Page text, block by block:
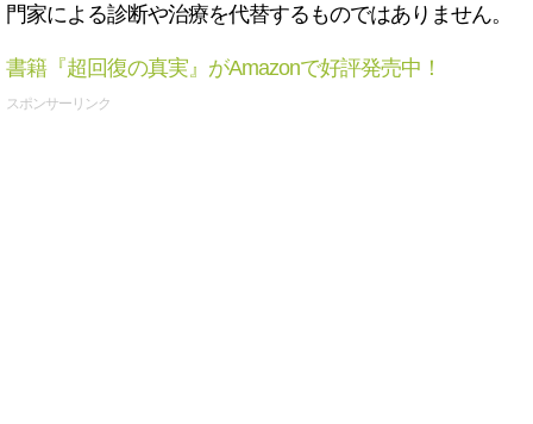
門家による診断や治療を代替するものではありません。
書籍『超回復の真実』がAmazonで好評発売中！
スポンサーリンク